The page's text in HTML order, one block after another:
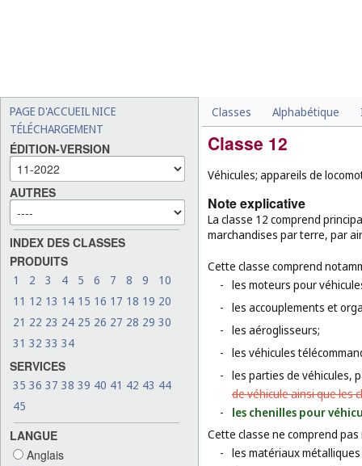
PAGE D'ACCUEIL NICE
TÉLÉCHARGEMENT
ÉDITION-VERSION
AUTRES
INDEX DES CLASSES
PRODUITS
1 2 3 4 5 6 7 8 9
10
11 12 13 14 15 16 17 18 19 20
21 22 23 24 25 26 27 28 29 30
31 32 33 34
SERVICES
35 36 37 38 39 40 41 42 43 44
45
LANGUE
Anglais
Classes Alphabétique
Classe 12
Véhicules; appareils de
Note explicative
La classe 12 comprend
marchandises par terre, par
Cette classe comprend
- les moteurs pour
- les accouplements et
- les aéroglisseurs;
- les véhicules
- les parties de véhicules,
de véhicule ainsi que les
-
les chenilles pour
Cette classe ne comprend
- les matériaux